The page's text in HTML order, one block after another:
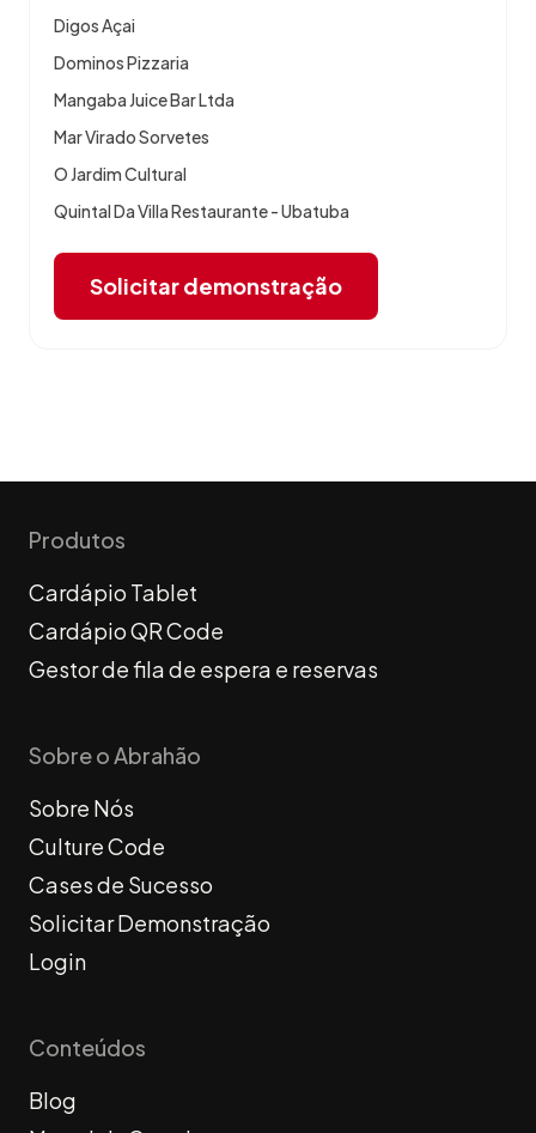
Digos Açai
Dominos Pizzaria
Mangaba Juice Bar Ltda
Mar Virado Sorvetes
O Jardim Cultural
Quintal Da Villa Restaurante - Ubatuba
Solicitar demonstração
Produtos
Cardápio Tablet
Cardápio QR Code
Gestor de fila de espera e reservas
Sobre o Abrahão
Sobre Nós
Culture Code
Cases de Sucesso
Solicitar Demonstração
Login
Conteúdos
Blog